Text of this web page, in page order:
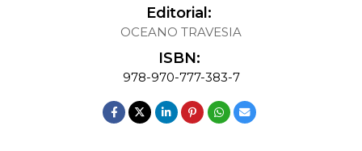
Editorial:
OCEANO TRAVESIA
ISBN:
978-970-777-383-7